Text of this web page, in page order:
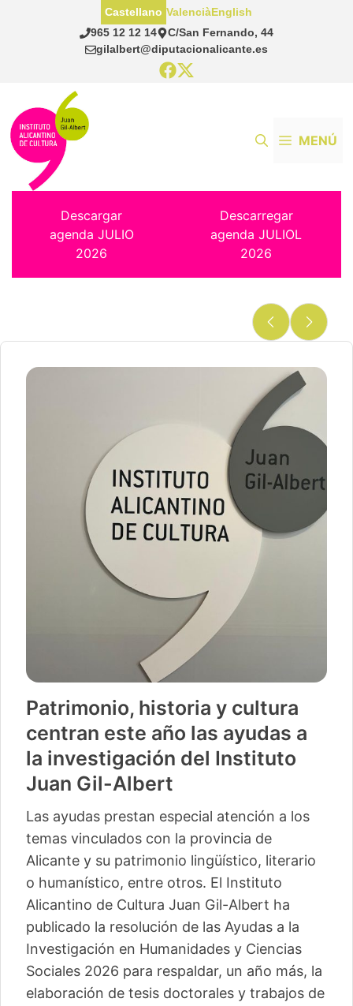
965 12 12 14
C/San Fernando, 44
gilalbert@diputacionalicante.es
Castellano ValenciàEnglish
MENÚ
Descargar
agenda JULIO
2026
Descarregar
agenda JULIOL
2026
Patrimonio, historia y cultura
centran este año las ayudas a
la investigación del Instituto
Juan Gil-Albert
Las ayudas prestan especial atención a los
temas vinculados con la provincia de
Alicante y su patrimonio lingüístico, literario
o humanístico, entre otros. El Instituto
Alicantino de Cultura Juan Gil-Albert ha
publicado la resolución de las Ayudas a la
Investigación en Humanidades y Ciencias
Sociales 2026 para respaldar, un año más, la
elaboración de tesis doctorales y trabajos de